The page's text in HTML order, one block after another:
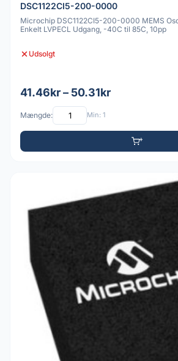
DSC1122CI5-200-0000
Microchip DSC1122CI5-200-0000 MEMS
Enkelt LVPECL Udgang, -40C til 85C, 10pp
Udsolgt
41.46kr – 50.31kr
Mængde: Min: 1